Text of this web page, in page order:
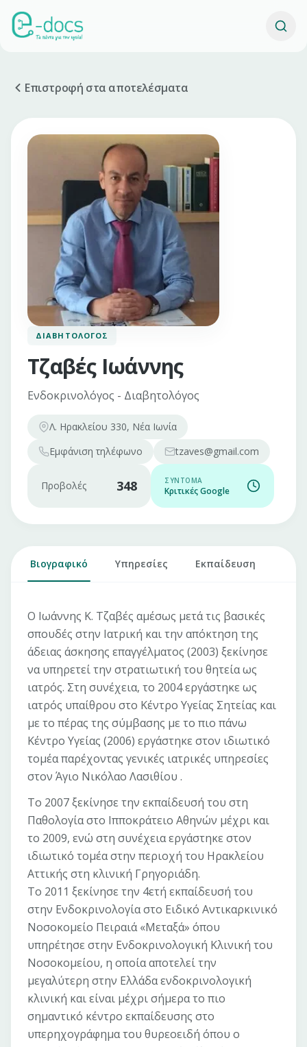
Επιστροφή στα αποτελέσματα
ΔΙΑΒΗΤΟΛΌΓΟΣ
Τζαβές Ιωάννης
Ενδοκρινολόγος - Διαβητολόγος
Λ. Ηρακλείου 330, Νέα Ιωνία
Εμφάνιση τηλέφωνο tzaves@gmail.com
Προβολές 348 ΣΎΝΤΟΜΑ
Κριτικές Google
Βιογραφικό Υπηρεσίες Εκπαίδευση
Ο Ιωάννης Κ. Τζαβές αμέσως μετά τις βασικές
σπουδές στην Ιατρική και την απόκτηση της
άδειας άσκησης επαγγέλματος (2003) ξεκίνησε
να υπηρετεί την στρατιωτική του θητεία ως
ιατρός. Στη συνέχεια, το 2004 εργάστηκε ως
ιατρός υπαίθρου στο Κέντρο Υγείας Σητείας και
με το πέρας της σύμβασης με το πιο πάνω
Κέντρο Υγείας (2006) εργάστηκε στον ιδιωτικό
τομέα παρέχοντας γενικές ιατρικές υπηρεσίες
στον Άγιο Νικόλαο Λασιθίου .
Το 2007 ξεκίνησε την εκπαίδευσή του στη
Παθολογία στο Ιπποκράτειο Αθηνών μέχρι και
το 2009, ενώ στη συνέχεια εργάστηκε στον
ιδιωτικό τομέα στην περιοχή του Ηρακλείου
Αττικής στη κλινική Γρηγοριάδη.
Το 2011 ξεκίνησε την 4ετή εκπαίδευσή του
στην Ενδοκρινολογία στο Ειδικό Αντικαρκινικό
Νοσοκομείο Πειραιά «Μεταξά» όπου
υπηρέτησε στην Ενδοκρινολογική Κλινική του
Νοσοκομείου, η οποία αποτελεί την
μεγαλύτερη στην Ελλάδα ενδοκρινολογική
κλινική και είναι μέχρι σήμερα το πιο
σημαντικό κέντρο εκπαίδευσης στο
υπερηχογράφημα του θυρεοειδή όπου ο